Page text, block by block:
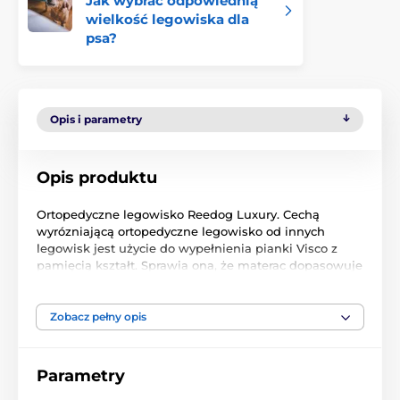
wielkość legowiska dla
psa?
Opis i parametry
Opis produktu
Ortopedyczne legowisko Reedog Luxury. Cechą
wyrózniającą ortopedyczne legowisko od innych
legowisk jest użycie do wypełnienia pianki Visco z
pamięcią kształt. Sprawia ona, że materac dopasowuje
wraca ona powoli do swojej pierwotnej struktury.
Własność ta sprawia, że materac dopasowuje się do
dla starszych, schrowanych zwierząt. Gwarantuje
zdrowszy sen i lepszą regenerację. Pokrowiec na
Zobacz pełny opis
Parametry